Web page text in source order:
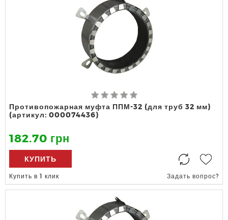
Противопожарная муфта ППМ-32 (для труб 32 мм)
(артикул: 000074436)
182.70 грн
КУПИТЬ
Купить в 1 клик Задать вопрос?